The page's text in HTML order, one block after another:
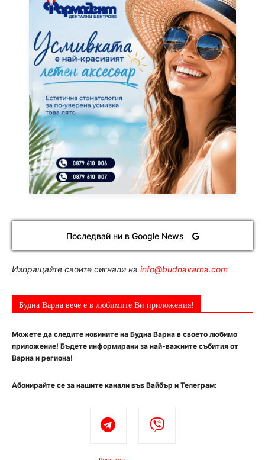
Последвай ни в Google News
Изпращайте своите сигнали на info@budnavarna.com
Будна Варна вече е в любимите Ви приложения!
Можете да следите новините на Будна Варна в своето любимо
приложение! Бъдете информирани за най-важните събития от
Варна и региона!
Абонирайте се за нашите канали във Вайбър и Телеграм: